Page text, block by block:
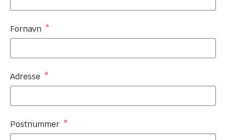
Fornavn
Adresse
Postnummer